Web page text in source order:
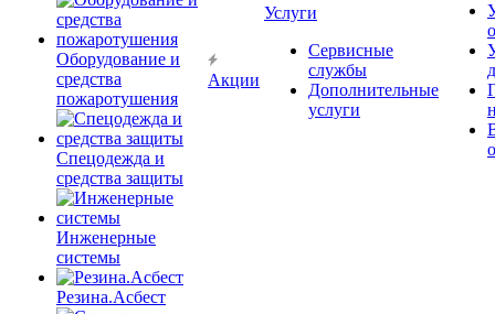
Оборудование и
средства
пожаротушения
Спецодежда и
средства защиты
Инженерные
системы
Резина.Асбест
Акции
Услуги
Сервисные
службы
Дополнительные
услуги